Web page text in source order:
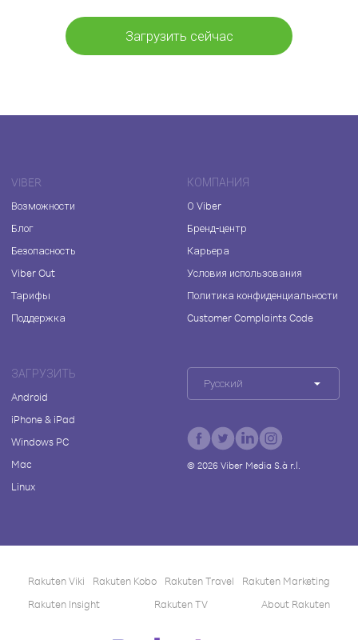
Загрузить сейчас
VIBER
Возможности
Блог
Безопасность
Viber Out
Тарифы
Поддержка
КОМПАНИЯ
О Viber
Бренд-центр
Карьера
Условия использования
Политика конфиденциальности
Customer Complaints Code
ЗАГРУЗИТЬ
Android
iPhone & iPad
Windows PC
Mac
Linux
Русский
© 2026Viber Media S.à r.l.
Rakuten Viki Rakuten Kobo Rakuten Travel
Rakuten Marketing
Rakuten Insight
Rakuten TV About Rakuten